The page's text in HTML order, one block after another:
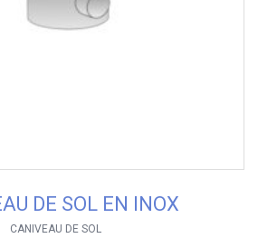
DE SOL EN INOX
CANIVEAU DE SOL